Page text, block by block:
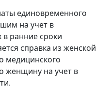
единовременного
на учет в
ранние сроки
справка из женской
медицинского
женщину на учет в